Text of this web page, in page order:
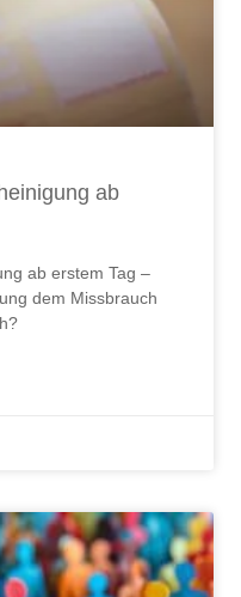
ab
ab erstem Tag –
dem Missbrauch